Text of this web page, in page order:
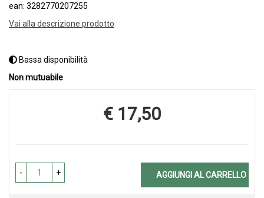
ean: 3282770207255
Vai alla descrizione prodotto
Bassa disponibilità
Non mutuabile
Prezzo
€ 17,50
- + AGGIUNGI AL CARRELLO